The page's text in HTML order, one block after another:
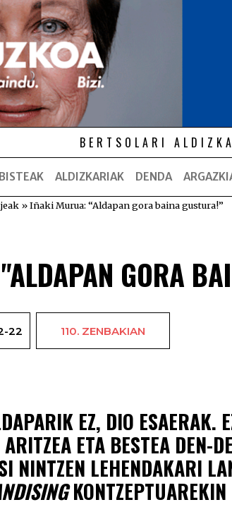
BERTSOLARI
ALDIZKARIAK DENDA
»Iñaki Murua: “Aldapan gora baina gustura!”
GORA
22 110. ZENBAKIAN
EZ, DIO ESAERAK.
ETA BESTEA DEN-
NINTZEN LEHENDAKARI
KONTZEPTUAREKIN